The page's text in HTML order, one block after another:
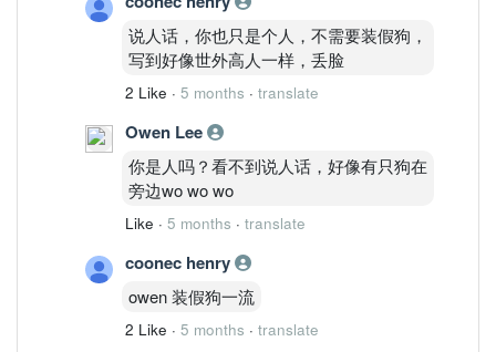
关键：
月线趋势未坏，但 14.50 是多年平台上沿。
周线（当前主控）
MACD 多头延续
Fisher 接近高位
量能健康
结构判断：
周线强趋势股。
二、执行层
横盘后再冲 14.50
Stoch 60 区上行
MACD 金叉再扩张
说人话，你也只是个人，不需要装假狗，
写到好像世外高人一样，丢脸
2 Like · 5 months · translate
Owen Lee
你是人吗？看不到说人话，好像有只狗在
旁边wo wo wo
Like · 5 months · translate
coonec henry
owen 装假狗一流
2 Like · 5 months · translate